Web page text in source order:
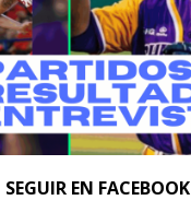
SEGUIR EN FACEBOOK